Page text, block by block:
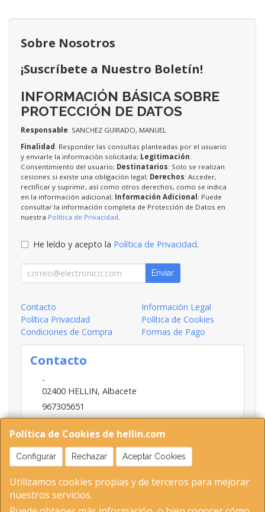
Política de Cookies de hellin.com
Configurar Rechazar Aceptar Cookies
Utilizamos cookies propias y de terceros para mejorar
nuestros servicios.
Sobre Nosotros
¡Suscríbete a Nuestro Boletín!
INFORMACIÓN BÁSICA SOBRE
PROTECCIÓN DE DATOS
Responsable: SANCHEZ GUIRADO, MANUEL
Finalidad: Responder las consultas planteadas por el usuario
y enviarle la información solicitada; Legitimación:
Consentimiento del usuario; Destinatarios: Solo se realizan
cesiones si existe una obligación legal; Derechos: Acceder,
rectificar y suprimir, así como otros derechos, como se indica
en la información adicional; Información Adicional: Puede
consultar la información completa de Protección de Datos en
nuestra Política de Privacidad
He leído y acepto la Política de Privacidad.
Enviar
Contacto
Información Legal
Política Privacidad
Política de Cookies
Condiciones de Compra
Formas de Pago
Contacto
-
02400 HELLIN, Albacete
967305651
INFO@HELLIN.COM
Horario
09:00-13:30; 16:30-20:30